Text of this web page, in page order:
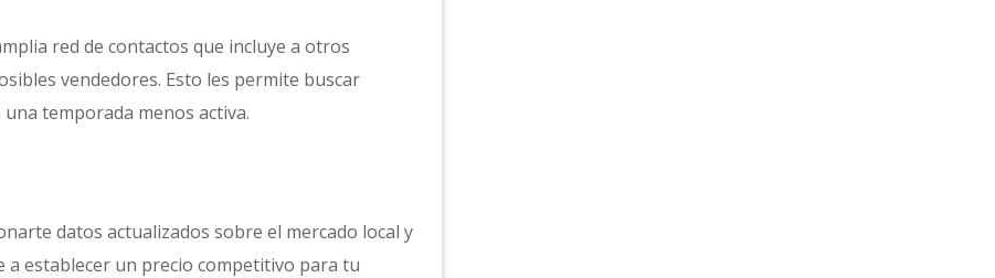
red de contactos que incluye a otros
vendedores. Esto les permite buscar
temporada menos activa.
datos actualizados sobre el mercado local y
establecer un precio competitivo para tu